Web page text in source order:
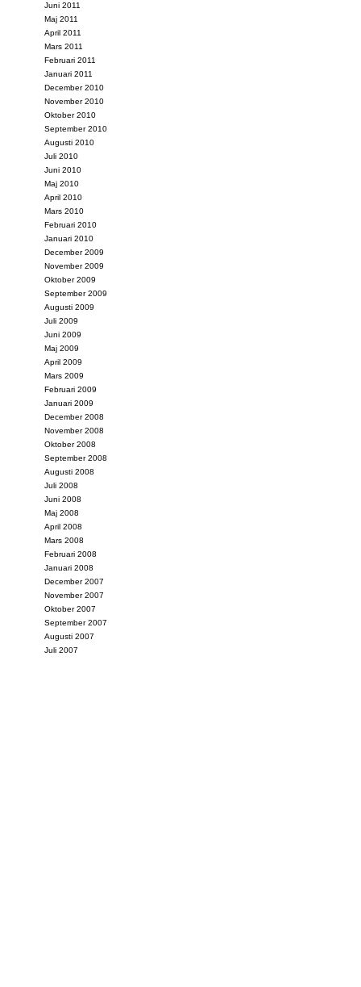
Juni 2011
Maj 2011
April 2011
Mars 2011
Februari 2011
Januari 2011
December 2010
November 2010
Oktober 2010
September 2010
Augusti 2010
Juli 2010
Juni 2010
Maj 2010
April 2010
Mars 2010
Februari 2010
Januari 2010
December 2009
November 2009
Oktober 2009
September 2009
Augusti 2009
Juli 2009
Juni 2009
Maj 2009
April 2009
Mars 2009
Februari 2009
Januari 2009
December 2008
November 2008
Oktober 2008
September 2008
Augusti 2008
Juli 2008
Juni 2008
Maj 2008
April 2008
Mars 2008
Februari 2008
Januari 2008
December 2007
November 2007
Oktober 2007
September 2007
Augusti 2007
Juli 2007